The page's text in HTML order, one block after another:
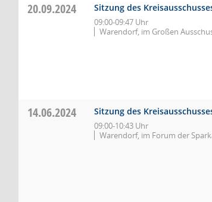
20.09.2024 Sitzung des
09:00-09:47 Uhr
Warendorf, im Großen
14.06.2024 Sitzung des
09:00-10:43 Uhr
Warendorf, im Forum der